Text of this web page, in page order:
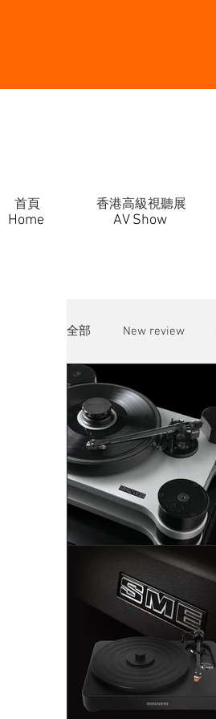
Home
首頁 香港高級視聽展
AV Show
全部 New review
發燒女聲
2023 視聽展展覽報導
工廠專訪 音響展